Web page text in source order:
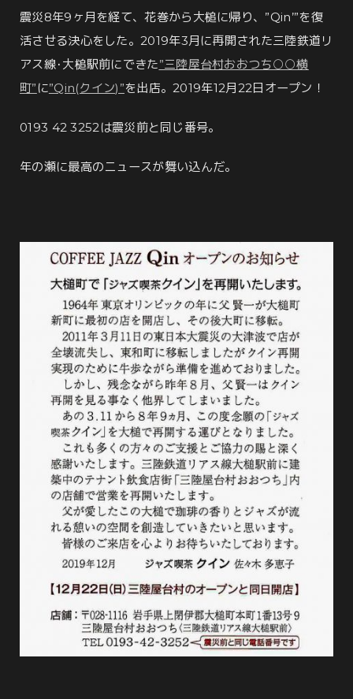
震災8年9ヶ月を経て、花巻から大槌に帰り、”Qin’”を復
活させる決心をした。2019年3月に再開された三陸鉄道リ
アス線･大槌駅前にできた”三陸屋台村おおつち○○横
町”に”Qin(クイン)”を出店。2019年12月22日オープン！
0193 42 3252は震災前と同じ番号。
年の瀬に最高のニュースが舞い込んだ。